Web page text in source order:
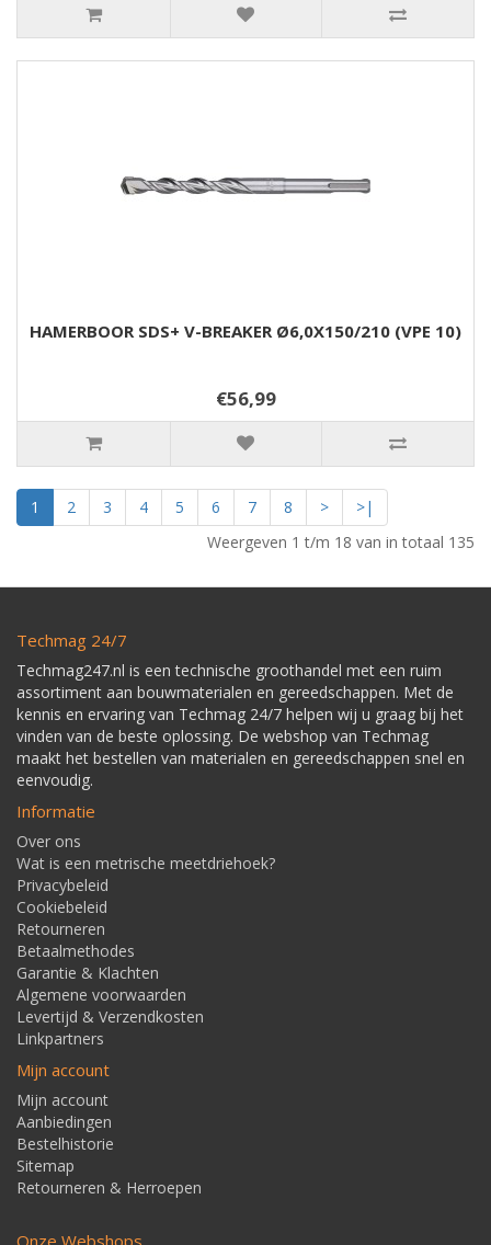
HAMERBOOR SDS+ V-BREAKER Ø6,0X150/210 (VPE 10)
€56,99
1 2 3 4 5 6 7 8 >
>|
Weergeven 1 t/m 18 van in totaal 135
Techmag 24/7
Techmag247.nl is een technische groothandel met een ruim
assortiment aan bouwmaterialen en gereedschappen. Met de
kennis en ervaring van Techmag 24/7 helpen wij u graag bij het
vinden van de beste oplossing. De webshop van Techmag
maakt het bestellen van materialen en gereedschappen snel en
eenvoudig.
Informatie
Over ons
Wat is een metrische meetdriehoek?
Privacybeleid
Cookiebeleid
Retourneren
Betaalmethodes
Garantie & Klachten
Algemene voorwaarden
Levertijd & Verzendkosten
Linkpartners
Mijn account
Mijn account
Aanbiedingen
Bestelhistorie
Sitemap
Retourneren & Herroepen
Onze Webshops